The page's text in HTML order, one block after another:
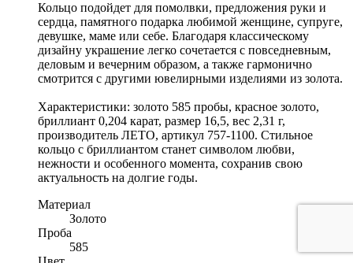
Кольцо подойдет для помолвки, предложения руки и
сердца, памятного подарка любимой женщине, супруге,
девушке, маме или себе. Благодаря классическому
дизайну украшение легко сочетается с повседневным,
деловым и вечерним образом, а также гармонично
смотрится с другими ювелирными изделиями из золота.
Характеристики: золото 585 пробы, красное золото,
бриллиант 0,204 карат, размер 16,5, вес 2,31 г,
производитель ЛЕТО, артикул 757-1100. Стильное
кольцо с бриллиантом станет символом любви,
нежности и особенного момента, сохранив свою
актуальность на долгие годы.
Материал
Золото
Проба
585